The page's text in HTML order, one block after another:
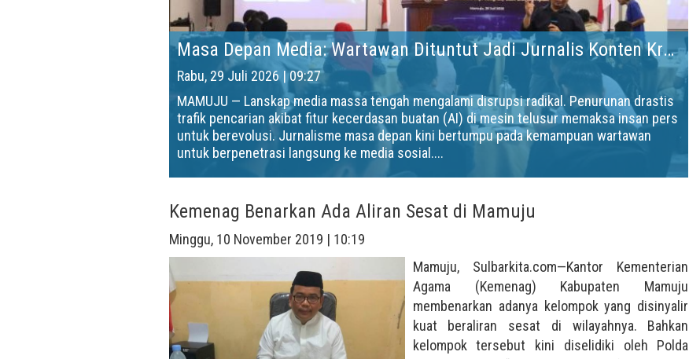
Masa Depan Media: Wartawan Dituntut Jadi Jurnalis Konten Kreator
Rabu, 29 Juli 2026 | 09:27
MAMUJU — Lanskap media massa tengah mengalami disrupsi radikal. Penurunan drastis
trafik pencarian akibat fitur kecerdasan buatan (AI) di mesin telusur memaksa insan pers
untuk berevolusi. Jurnalisme masa depan kini bertumpu pada kemampuan wartawan
untuk berpenetrasi langsung ke media sosial....
Kemenag Benarkan Ada Aliran Sesat di Mamuju
Minggu, 10 November 2019 | 10:19
Mamuju, Sulbarkita.com—Kantor Kementerian
Agama (Kemenag) Kabupaten Mamuju
membenarkan adanya kelompok yang disinyalir
kuat beraliran sesat di wilayahnya. Bahkan
kelompok tersebut kini diselidiki oleh Polda